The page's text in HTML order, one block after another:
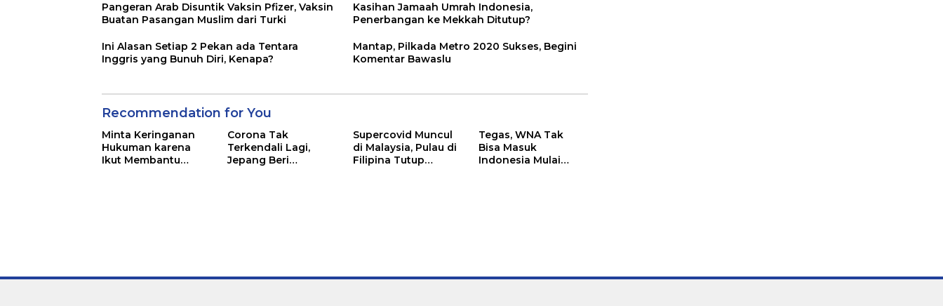
Pangeran Arab Disuntik Vaksin Pfizer, Vaksin
Buatan Pasangan Muslim dari Turki
Kasihan Jamaah Umrah Indonesia,
Penerbangan ke Mekkah Ditutup?
Ini Alasan Setiap 2 Pekan ada Tentara
Inggris yang Bunuh Diri, Kenapa?
Mantap, Pilkada Metro 2020 Sukses, Begini
Komentar Bawaslu
Recommendation for You
Minta Keringanan
Hukuman karena
Ikut Membantu
Corona Tak
Terkendali Lagi,
Jepang Beri
Supercovid Muncul
di Malaysia, Pulau di
Filipina Tutup
Tegas, WNA Tak
Bisa Masuk
Indonesia Mulai